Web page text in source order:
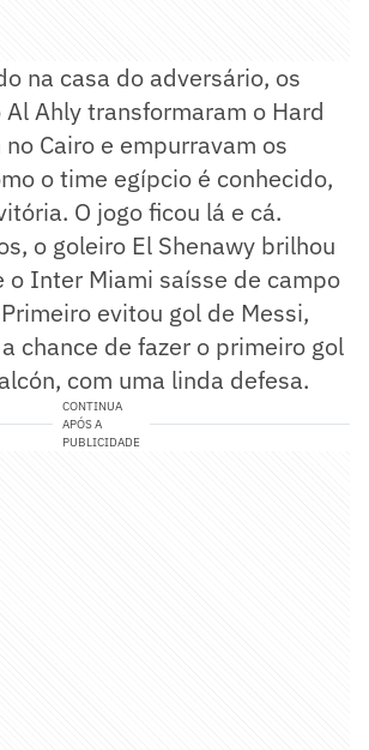
na casa do adversário, os
Ahly transformaram o Hard
Cairo e empurravam os
o time egípcio é conhecido,
O jogo ficou lá e cá.
o goleiro El Shenawy brilhou
o Inter Miami saísse de campo
evitou gol de Messi,
chance de fazer o primeiro gol
com uma linda defesa.
CONTINUA
APÓS A
PUBLICIDADE